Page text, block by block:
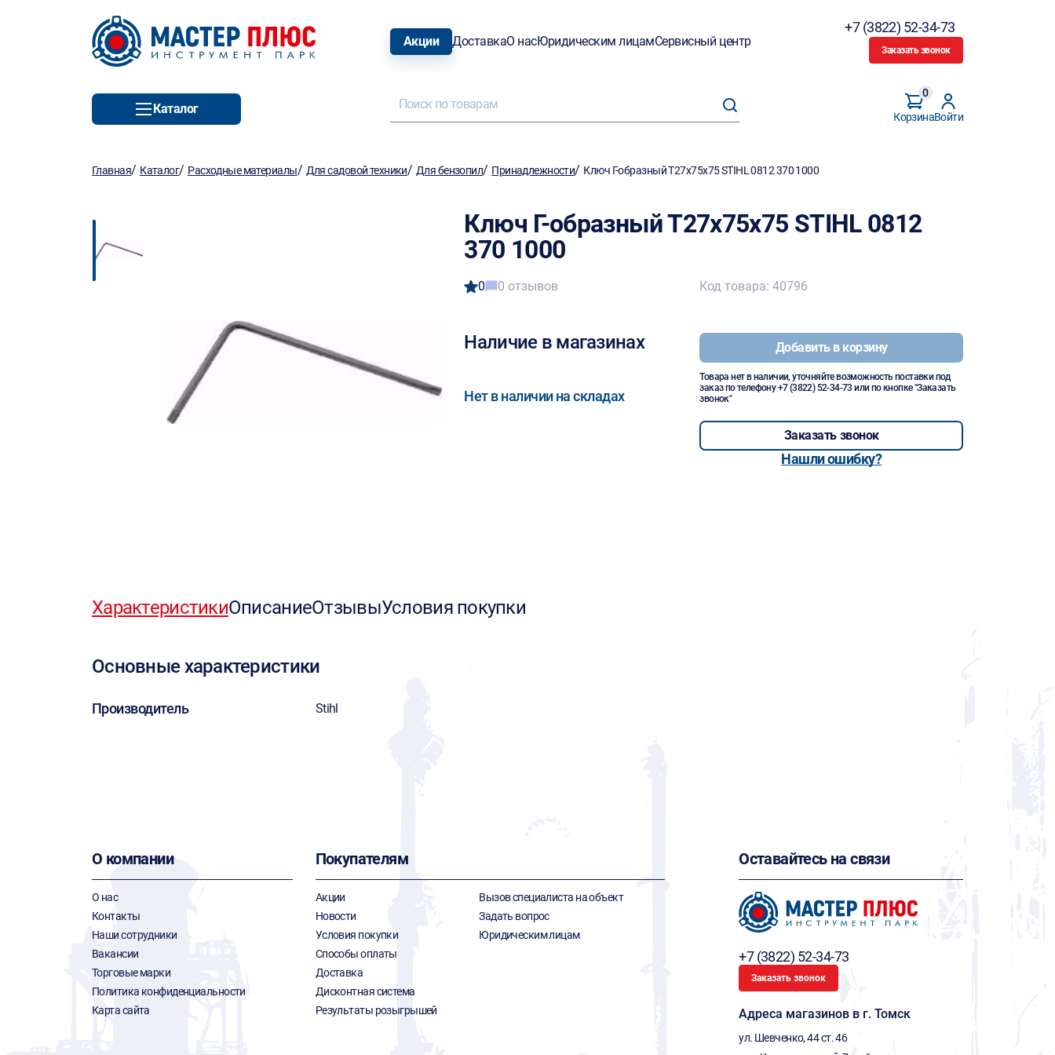
Акции ДоставкаО насЮридическим лицамСервисный центр
+7 (3822) 52-34-73
Заказать звонок
Каталог
Корзина
0
Войти
Главная/ Каталог/ Расходные материалы/ Для садовой техники/ Для бензопил/ Принадлежности/ Ключ Г-образный Т27х75х75 STIHL 0812 370 1000
Ключ Г-образный Т27х75х75 STIHL 0812
370 1000
0 0 отзывов
Наличие в магазинах
Нет в наличии на складах
Код товара: 40796
Добавить в корзину
Товара нет в наличии, уточняйте возможность поставки под
заказ по телефону+7 (3822) 52-34-73 или по кнопке "Заказать
звонок"
Заказать звонок
Нашли ошибку?
ХарактеристикиОписаниеОтзывыУсловия покупки
Основные характеристики
Производитель Stihl
О компании
О нас
Контакты
Наши сотрудники
Вакансии
Торговые марки
Политика конфиденциальности
Карта сайта
Покупателям
Акции
Новости
Условия покупки
Способы оплаты
Доставка
Дисконтная система
Результаты розыгрышей
Вызов специалиста на объект
Задать вопрос
Юридическим лицам
Оставайтесь на связи
+7 (3822) 52-34-73
Заказать звонок
Адреса магазинов в г. Томск
ул. Шевченко, 44 ст. 46